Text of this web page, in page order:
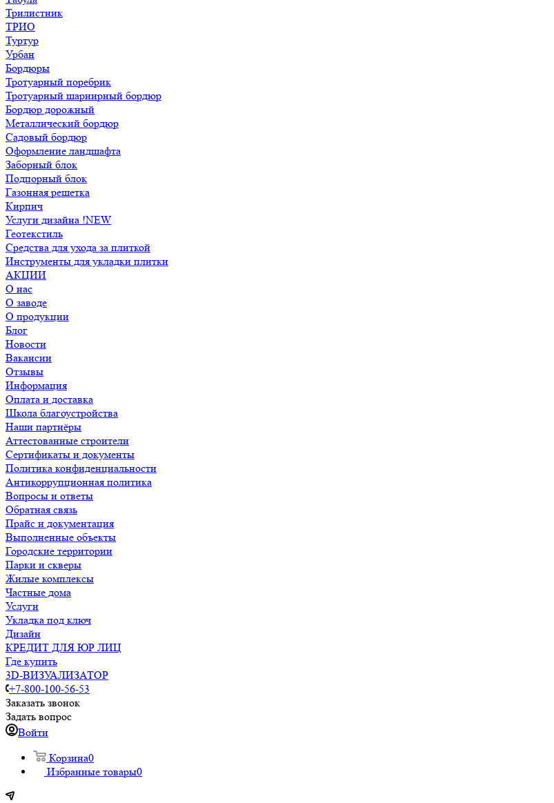
Трилистник
ТРИО
Туртур
Урбан
Бордюры
Тротуарный поребрик
Тротуарный шарнирный бордюр
Бордюр дорожный
Металлический бордюр
Садовый бордюр
Оформление ландшафта
Заборный блок
Подпорный блок
Газонная решетка
Кирпич
Услуги дизайна !NEW
Геотекстиль
Средства для ухода за плиткой
Инструменты для укладки плитки
АКЦИИ
О нас
О заводе
О продукции
Блог
Новости
Вакансии
Отзывы
Информация
Оплата и доставка
Школа благоустройства
Наши партнёры
Аттестованные строители
Сертификаты и документы
Политика конфиденциальности
Антикоррупционная политика
Вопросы и ответы
Обратная связь
Прайс и документация
Выполненные объекты
Городские территории
Парки и скверы
Жилые комплексы
Частные дома
Услуги
Укладка под ключ
Дизайн
КРЕДИТ ДЛЯ ЮР ЛИЦ
Где купить
3D-ВИЗУАЛИЗАТОР
+7-800-100-56-53
Заказать звонок
Задать вопрос
Войти
Корзина0
Избранные товары0